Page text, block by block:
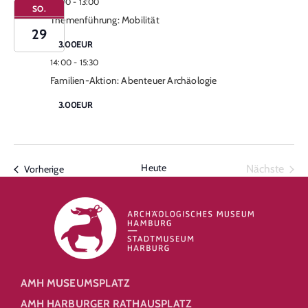
SO.
29
Themenführung: Mobilität
3.00EUR
14:00 - 15:30
Familien-Aktion: Abenteuer Archäologie
3.00EUR
VorherigeVeranstaltungen Heute Nächste
AMH MUSEUMSPLATZ
AMH HARBURGER RATHAUSPLATZ